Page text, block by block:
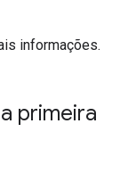
informações.
primeira